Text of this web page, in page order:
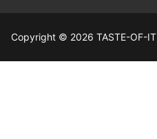
Copyright © 2026 TASTE-OF-IT